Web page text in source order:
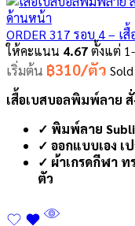
ORDER 317 รอบ 4 –
ให้คะแนน 4.67ตั้งแต่
เริ่มต้น ฿310/ตัว
เสื้อเบสบอลพิมพ์ลาย สั่
✓ พิมพ์ลาย
✓ ออกแบบเอง เ
✓ ผ้าเกรดกีฬา ท
ตัว